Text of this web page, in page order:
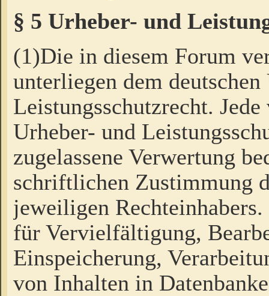
§ 5 Urheber- und
(1)Die in diesem Forum
unterliegen dem
Leistungsschutzrecht.
Urheber- und
zugelassene Verwertung
schriftlichen Zustimmung
jeweiligen
für Vervielfältigung,
Einspeicherung,
von Inhalten in